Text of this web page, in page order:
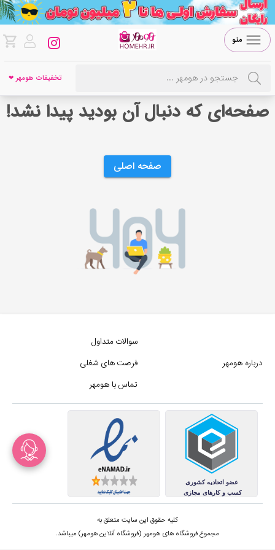
منو
تخفیفات هومهر ❤
صفحه‌ای که دنبال آن بودید پیدا نشد!
صفحه اصلی
درباره هومهر
سوالات متداول
فرصت های شغلی
تماس با هومهر
کلیه حقوق این سایت متعلق به
مجموع فروشگاه های هومهر (فروشگاه آنلاین هومهر) میباشد.